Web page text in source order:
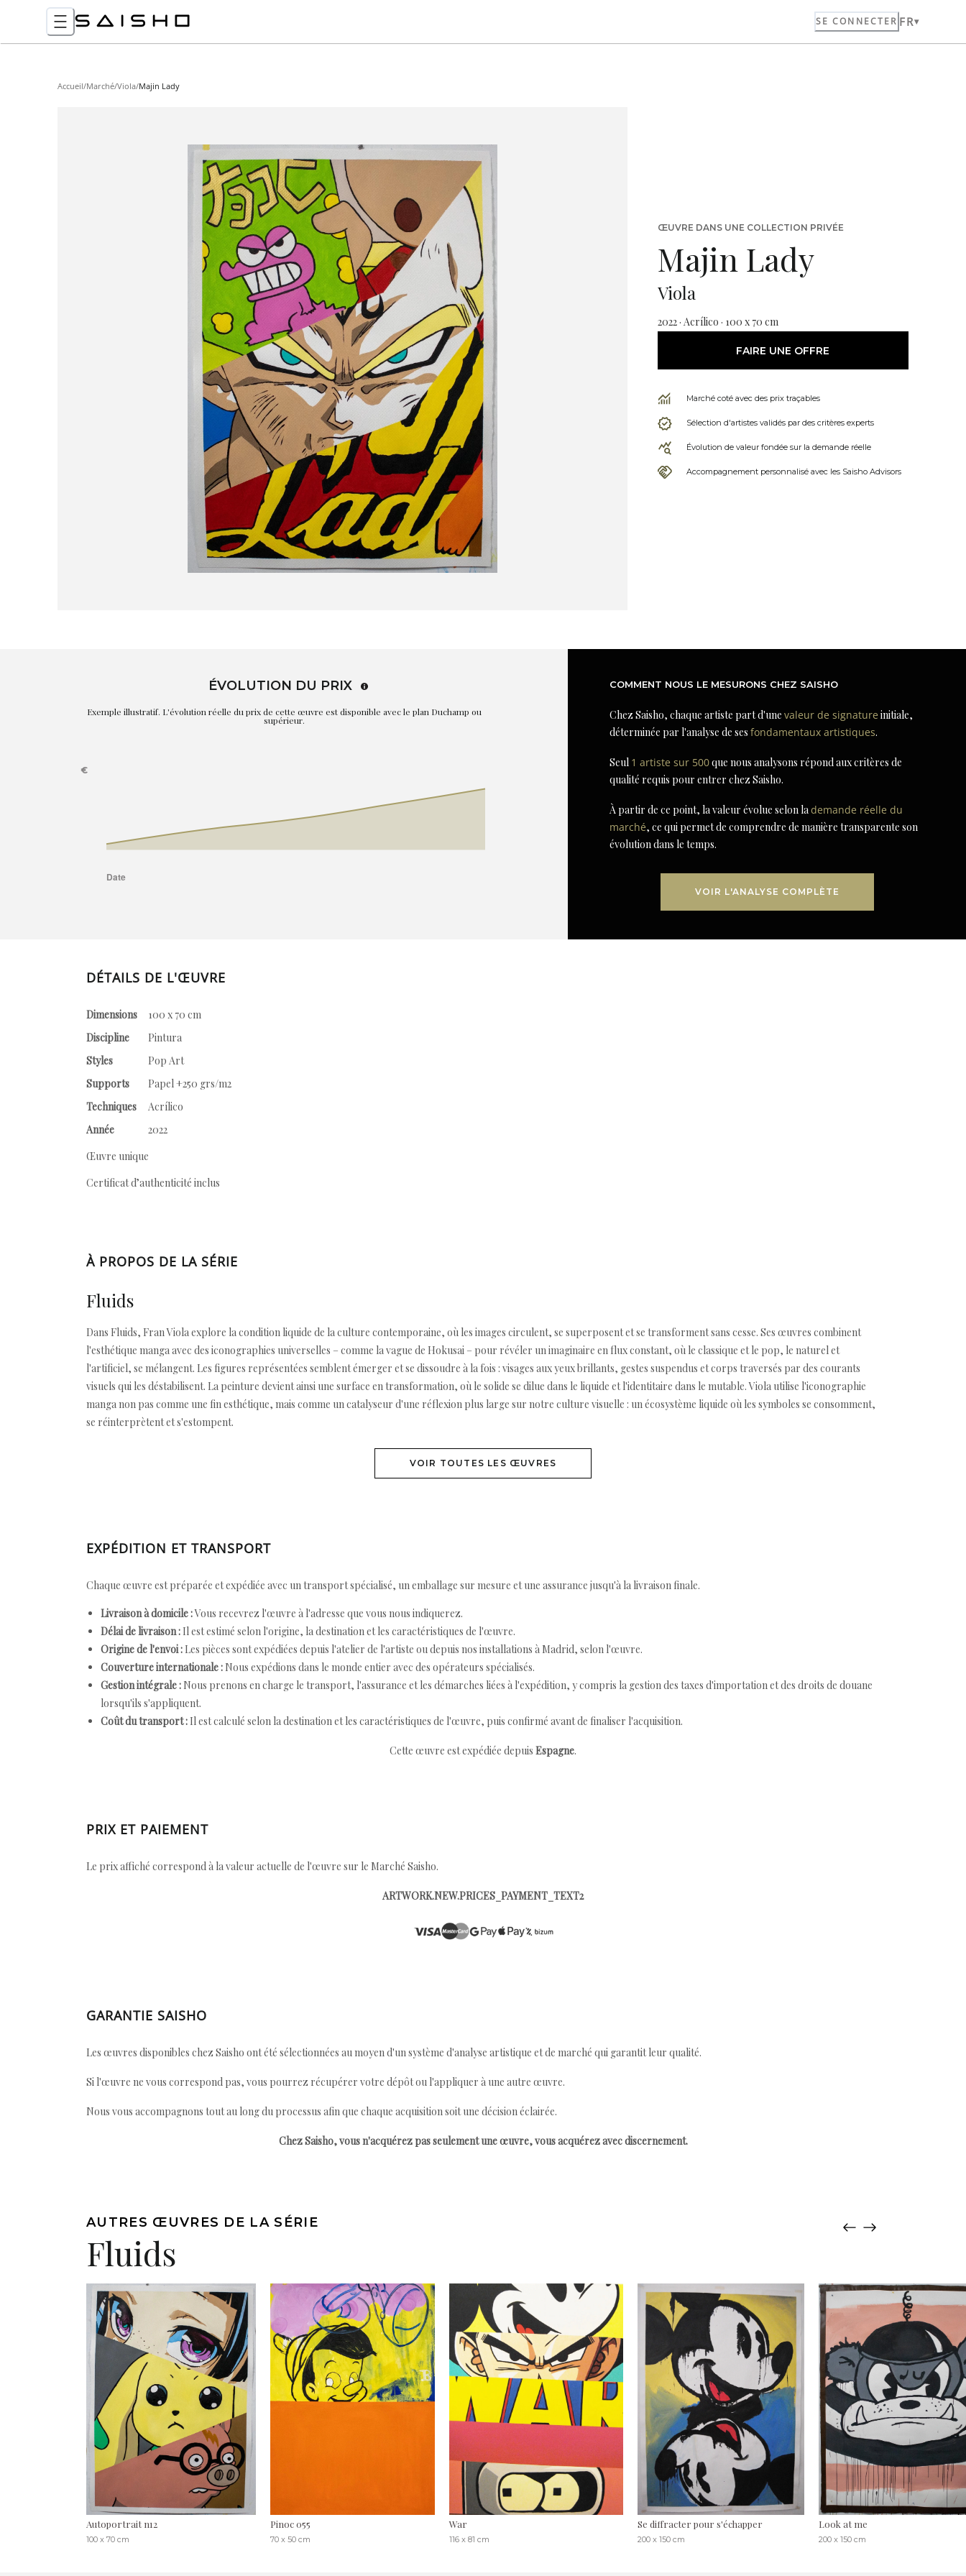
SE CONNECTER FR
Accueil/Marché/Viola/Majin Lady
ŒUVRE DANS UNE COLLECTION PRIVÉE
Majin Lady
Viola
2022 · Acrílico · 100 x 70 cm
FAIRE UNE OFFRE
Marché coté avec des prix traçables
Sélection d'artistes validés par des critères experts
Évolution de valeur fondée sur la demande réelle
Accompagnement personnalisé avec les Saisho Advisors
ÉVOLUTION DU PRIX
Exemple illustratif. L'évolution réelle du prix de cette œuvre est disponible avec le plan Duchamp ou
supérieur.
COMMENT NOUS LE MESURONS CHEZ SAISHO
Chez Saisho, chaque artiste part d'unevaleur de signature initiale,
déterminée par l'analyse de sesfondamentaux artistiques.
Seul 1 artiste sur 500que nous analysons répond aux critères de
qualité requis pour entrer chez Saisho.
À partir de ce point, la valeur évolue selon lademande réelle du
marché, ce qui permet de comprendre de manière transparente son
évolution dans le temps.
VOIR L'ANALYSE COMPLÈTE
DÉTAILS DE L'ŒUVRE
Dimensions
100 x 70 cm
Discipline
Pintura
Styles
Pop Art
Supports
Papel +250 grs/m2
Techniques
Acrílico
Année
2022
Œuvre unique
Certificat d’authenticité inclus
À PROPOS DE LA SÉRIE
Fluids
Dans Fluids, Fran Viola explore la condition liquide de la culture contemporaine, où les images circulent, se superposent et se transforment sans cesse. Ses œuvres combinent
l'esthétique manga avec des iconographies universelles – comme la vague de Hokusai – pour révéler un imaginaire en flux constant, où le classique et le pop, le naturel et
l'artificiel, se mélangent. Les figures représentées semblent émerger et se dissoudre à la fois : visages aux yeux brillants, gestes suspendus et corps traversés par des courants
visuels qui les déstabilisent. La peinture devient ainsi une surface en transformation, où le solide se dilue dans le liquide et l'identitaire dans le mutable. Viola utilise l'iconographie
manga non pas comme une fin esthétique, mais comme un catalyseur d'une réflexion plus large sur notre culture visuelle : un écosystème liquide où les symboles se consomment,
se réinterprètent et s'estompent.
VOIR TOUTES LES ŒUVRES
EXPÉDITION ET TRANSPORT
Chaque œuvre est préparée et expédiée avec un transport spécialisé, un emballage sur mesure et une assurance jusqu'à la livraison finale.
Livraison à domicile :Vous recevrez l'œuvre à l'adresse que vous nous indiquerez.
Délai de livraison : Il est estimé selon l'origine, la destination et les caractéristiques de l'œuvre.
Origine de l'envoi : Les pièces sont expédiées depuis l'atelier de l'artiste ou depuis nos installations à Madrid, selon l'œuvre.
Couverture internationale : Nous expédions dans le monde entier avec des opérateurs spécialisés.
Gestion intégrale : Nous prenons en charge le transport, l'assurance et les démarches liées à l'expédition, y compris la gestion des taxes d'importation et des droits de douane
lorsqu'ils s'appliquent.
Coût du transport : Il est calculé selon la destination et les caractéristiques de l'œuvre, puis confirmé avant de finaliser l'acquisition.
Cette œuvre est expédiée depuis Espagne.
PRIX ET PAIEMENT
Le prix affiché correspond à la valeur actuelle de l'œuvre sur le Marché Saisho.
ARTWORK.NEW.PRICES_PAYMENT_TEXT2
GARANTIE SAISHO
Les œuvres disponibles chez Saisho ont été sélectionnées au moyen d'un système d'analyse artistique et de marché qui garantit leur qualité.
Si l'œuvre ne vous correspond pas, vous pourrez récupérer votre dépôt ou l'appliquer à une autre œuvre.
Nous vous accompagnons tout au long du processus afin que chaque acquisition soit une décision éclairée.
Chez Saisho, vous n'acquérez pas seulement une œuvre, vous acquérez avec discernement.
AUTRES ŒUVRES DE LA SÉRIE
Fluids
Autoportrait n12
100 x 70 cm
Pinoc 055
70 x 50 cm
War
116 x 81 cm
Se diffracter pour s'échapper
200 x 150 cm
Look at me
200 x 150 cm